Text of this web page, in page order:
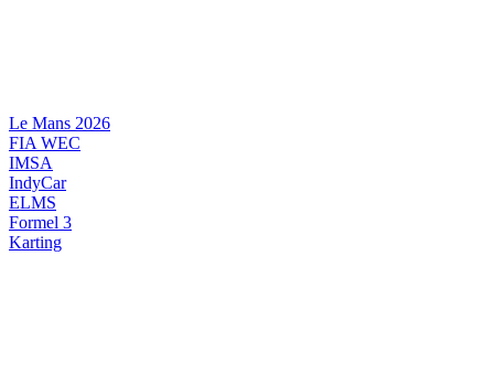
Le Mans 2026
FIA WEC
IMSA
IndyCar
ELMS
Formel 3
Karting